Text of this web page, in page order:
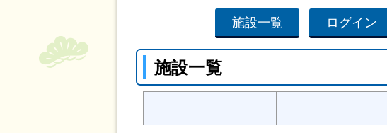
施設一覧 ログイン
施設一覧